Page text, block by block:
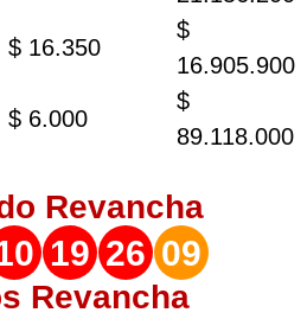
$ 16.350
$
16.905.900
$ 6.000
$
89.118.000
Revancha
19 26 09
Revancha